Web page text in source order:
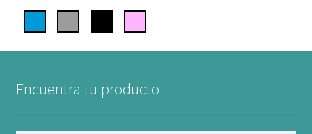
Encuentra tu producto